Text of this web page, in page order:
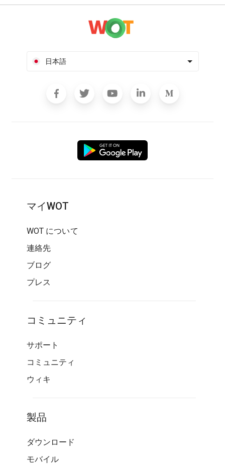
日本語
マイWOT
WOT について
連絡先
ブログ
プレス
コミュニティ
サポート
コミュニティ
ウィキ
製品
ダウンロード
モバイル